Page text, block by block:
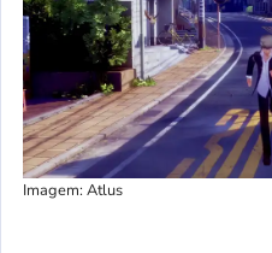
Imagem: Atlus